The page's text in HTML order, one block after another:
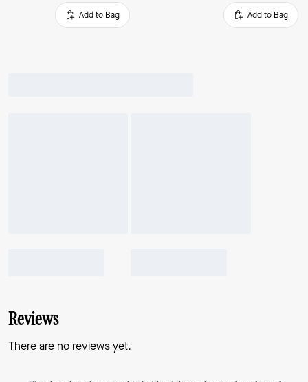
Add to Bag Add to Bag
Reviews
There are no reviews yet.